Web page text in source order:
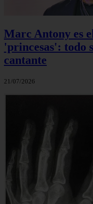
Marc Antony es
'princesas': todo
cantante
21/07/2026